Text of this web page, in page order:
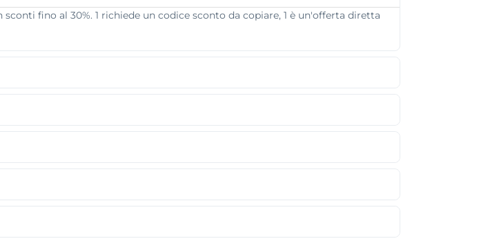
fino al 30%. 1 richiede un codice sconto da copiare, 1 è un'offerta diretta